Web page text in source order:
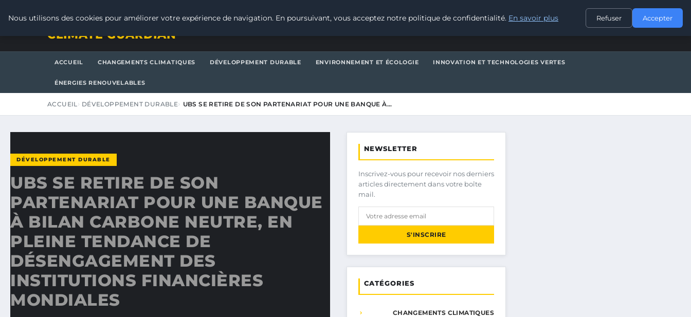
CONTACT
CLIMATE GUARDIAN
ACCUEIL CHANGEMENTS CLIMATIQUES DÉVELOPPEMENT DURABLE ENVIRONNEMENT ET ÉCOLOGIE INNOVATION ET TECHNOLOGIES VERTES
ÉNERGIES RENOUVELABLES
ACCUEIL DÉVELOPPEMENT DURABLE UBS SE RETIRE DE SON PARTENARIAT POUR UNE BANQUE À…
DÉVELOPPEMENT DURABLE
UBS SE RETIRE DE SON
PARTENARIAT POUR UNE BANQUE
À BILAN CARBONE NEUTRE, EN
PLEINE TENDANCE DE
DÉSENGAGEMENT DES
INSTITUTIONS FINANCIÈRES
MONDIALES
NEWSLETTER
Inscrivez-vous pour recevoir nos derniers
articles directement dans votre boîte
mail.
S'INSCRIRE
CATÉGORIES
CHANGEMENTS CLIMATIQUES
Nous utilisons des cookies pour améliorer votre expérience de navigation. En poursuivant, vous acceptez notre politique de confidentialité. En savoir plus Refuser Accepter